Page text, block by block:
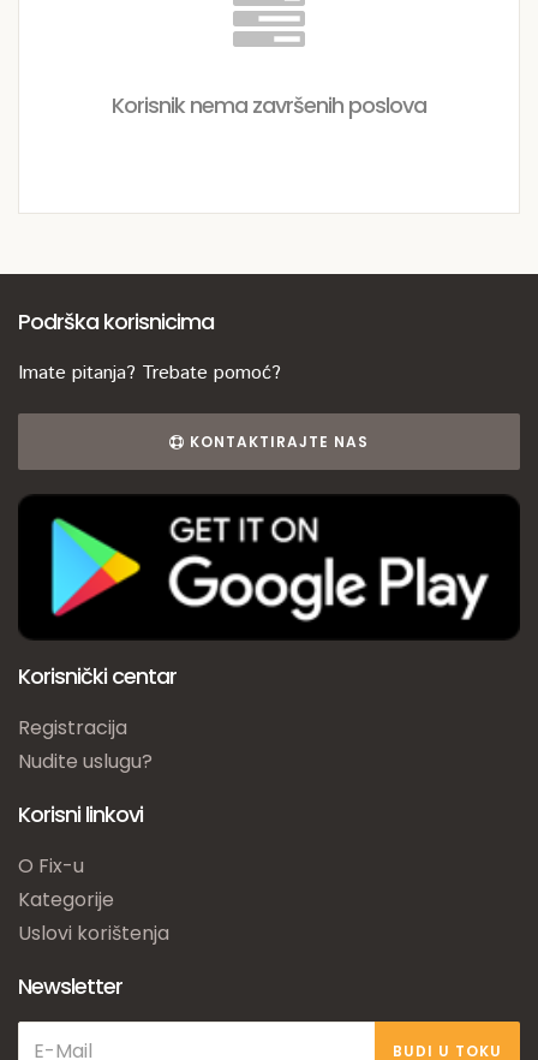
Korisnik nema završenih poslova
Podrška korisnicima
Imate pitanja? Trebate pomoć?
KONTAKTIRAJTE NAS
Korisnički centar
Registracija
Nudite uslugu?
Korisni linkovi
O Fix-u
Kategorije
Uslovi korištenja
Newsletter
BUDI U TOKU